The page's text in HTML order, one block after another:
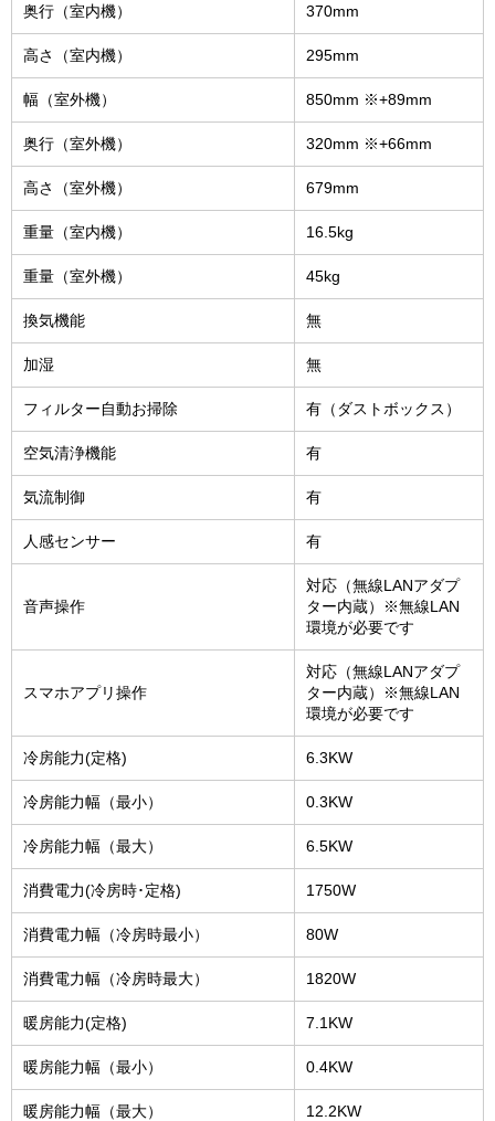
奥行（室内機） 370mm
高さ（室内機） 295mm
幅（室外機） 850mm ※+89mm
奥行（室外機） 320mm ※+66mm
高さ（室外機） 679mm
重量（室内機） 16.5kg
重量（室外機） 45kg
換気機能 無
加湿 無
フィルター自動お掃除 有（ダストボックス）
空気清浄機能 有
気流制御 有
人感センサー 有
音声操作
対応（無線LANアダプ
ター内蔵）※無線LAN
環境が必要です
スマホアプリ操作
対応（無線LANアダプ
ター内蔵）※無線LAN
環境が必要です
冷房能力(定格) 6.3KW
冷房能力幅（最小） 0.3KW
冷房能力幅（最大） 6.5KW
消費電力(冷房時･定格) 1750W
消費電力幅（冷房時最小） 80W
消費電力幅（冷房時最大） 1820W
暖房能力(定格) 7.1KW
暖房能力幅（最小） 0.4KW
暖房能力幅（最大） 12.2KW